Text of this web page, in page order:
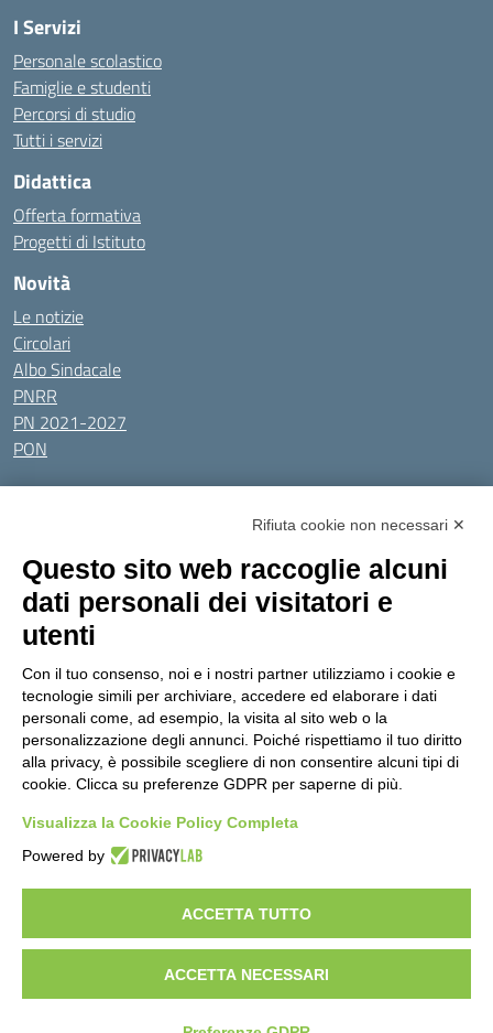
I Servizi
Personale scolastico
Famiglie e studenti
Percorsi di studio
Tutti i servizi
Didattica
Offerta formativa
Progetti di Istituto
Novità
Le notizie
Circolari
Albo Sindacale
PNRR
PN 2021-2027
PON
Tutti gli argomenti
Amministrazione Trasparente
Privacy Policy
Dichiarazione di accessibilitàObiettivi di accessibilità
Seguici su:
Indirizzo:Via Gaetano Donizetti 30, Collegno
Centralino:0114053925 Email: toic8cg002@istruzione.it
Posta elettronica certificata (PEC):toic8cg002@pec.istruzione.it
Codice fiscale: 95641450010
Codice Indice delle Pubbliche Amministrazioni (IPA): D0ZZDV0V
Codice unico di fatturazione (CUF): FJDH3Z
Copyright 2023 © ISTITUTO COMPRENSIVO "GUGLIELMO MARCONI" |
PEC: TOIC8CG002@pec.istruzione.it
Idea e progetto di Designers Italia
Rifiuta cookie non necessari ✕
Questo sito web raccoglie alcuni
dati personali dei visitatori e
utenti
Con il tuo consenso, noi e i nostri partner utilizziamo i cookie e
tecnologie simili per archiviare, accedere ed elaborare i dati
personali come, ad esempio, la visita al sito web o la
personalizzazione degli annunci. Poiché rispettiamo il tuo diritto
alla privacy, è possibile scegliere di non consentire alcuni tipi di
cookie. Clicca su preferenze GDPR per saperne di più.
Visualizza la Cookie Policy Completa
Powered by
ACCETTA TUTTO
ACCETTA NECESSARI